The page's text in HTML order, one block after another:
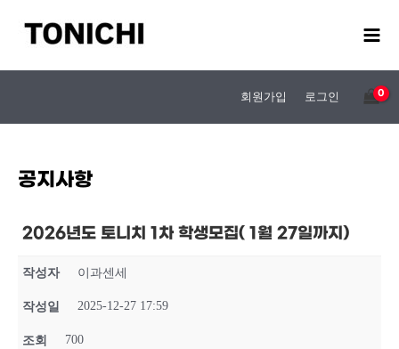
로
뛰
회원가입 로그인
공지사항
2026년도 토니치 1차 학생모집( 1월 27일까지)
작성자 이과센세
작성일 2025-12-27 17:59
조회 700